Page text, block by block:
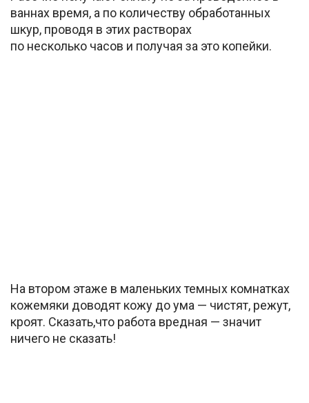
ваннах время, а по количеству обработанных
шкур, проводя в этих растворах
по несколько часов и получая за это копейки.
На втором этаже в маленьких темных комнатках
кожемяки доводят кожу до ума — чистят, режут,
кроят. Сказать,что работа вредная — значит
ничего не сказать!